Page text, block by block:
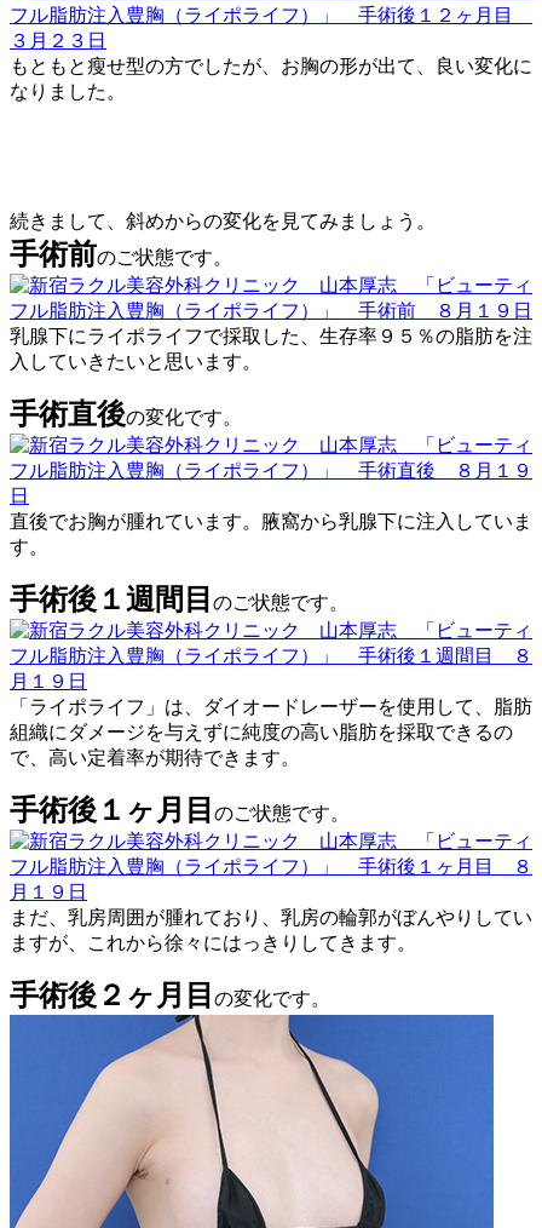
もともと瘦せ型の方でしたが、お胸の形が出て、良い変化に
なりました。
続きまして、斜めからの変化を見てみましょう。
手術前のご状態です。
乳腺下にライポライフで採取した、生存率９５％の脂肪を注
入していきたいと思います。
手術直後の変化です。
直後でお胸が腫れています。腋窩から乳腺下に注入していま
す。
手術後１週間目 のご状態です。
「ライポライフ」は、ダイオードレーザーを使用して
脂肪
組織にダメージを与えずに純度の高い脂肪を採取できるの
で、高い定着率が期待できます。
手術後１ヶ月目 のご状態です。
まだ、乳房周囲が腫れており、乳房の輪郭がぼんやりしてい
ますが、これから徐々にはっきりしてきます。
手術後２ヶ月目 の変化です。